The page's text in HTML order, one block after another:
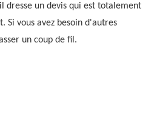
dresse un devis qui est totalement
Si vous avez besoin d'autres
un coup de fil.